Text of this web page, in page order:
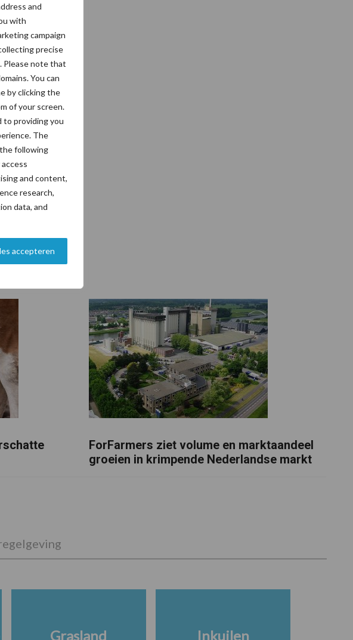
and
with
campaign
precise
Please note that
You can
by clicking the
of your screen.
to providing you
The
following
and content,
research,
data, and
accepteren
van
bij de zaai,
de
afkomstig
de LP-
ForFarmers ziet volume en marktaandeel
groeien in krimpende Nederlandse markt
Grasland Inkuilen